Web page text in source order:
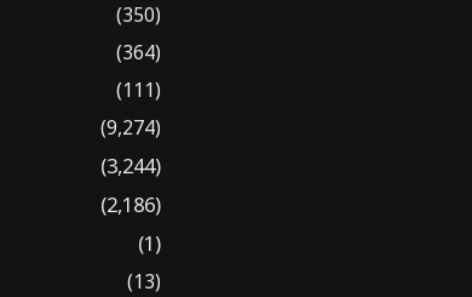
(350)
(364)
(111)
(9,274)
(3,244)
(2,186)
(1)
(13)